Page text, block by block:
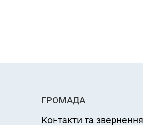
ГРОМАДА
Контакти та звернення